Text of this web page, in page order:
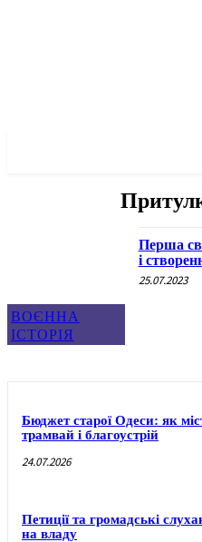
ВОЄННА
ІСТОРІЯ
Перша
і
25.07.2023
Бюджет старої Одеси: як
трамвай і благоустрій
24.07.2026
Петиції та громадські
на владу